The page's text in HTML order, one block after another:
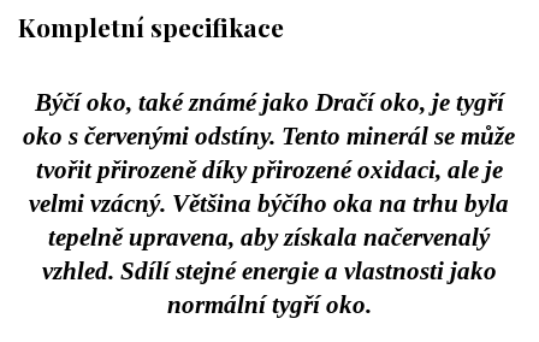
Kompletní specifikace
Býčí oko, také známé jako Dračí oko, je tygří
oko s červenými odstíny. Tento minerál se může
tvořit přirozeně díky přirozené oxidaci, ale je
velmi vzácný. Většina býčího oka na trhu byla
tepelně upravena, aby získala načervenalý
vzhled. Sdílí stejné energie a vlastnosti jako
normální tygří oko.